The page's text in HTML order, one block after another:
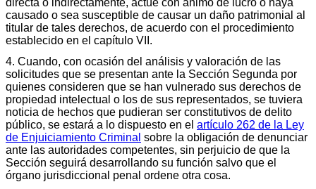
directa o indirectamente, actúe con ánimo de lucro o haya
causado o sea susceptible de causar un daño patrimonial al
titular de tales derechos, de acuerdo con el procedimiento
establecido en el capítulo VII.
4. Cuando, con ocasión del análisis y valoración de las
solicitudes que se presentan ante la Sección Segunda por
quienes consideren que se han vulnerado sus derechos de
propiedad intelectual o los de sus representados, se tuviera
noticia de hechos que pudieran ser constitutivos de delito
público, se estará a lo dispuesto en el artículo 262 de la Ley
de Enjuiciamiento Criminal sobre la obligación de denunciar
ante las autoridades competentes, sin perjuicio de que la
Sección seguirá desarrollando su función salvo que el
órgano jurisdiccional penal ordene otra cosa.